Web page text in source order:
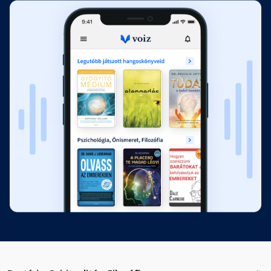
8. fejezet: Az energiameditáció
titkai
Fejezet hossza: 00:39:12
9. fejezet: A SweetSpot öt titka
Fejezet hossza: 00:39:26
10. fejezet: Az érzékszervi
meditáció titkai
Fejezet hossza: 00:38:32
11. fejezet: A buddhista meditáció
Fejezet hossza: 00:30:21